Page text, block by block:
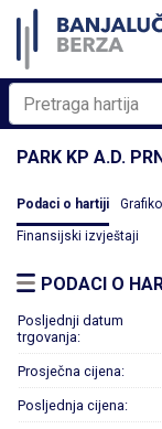
PARK KP A.D.
Podaci o hartiji
Finansijski izvještaji
PODACI O
Posljednji datum
trgovanja:
Prosječna cijena:
Posljednja cijena: